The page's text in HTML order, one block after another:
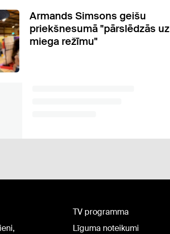
Armands Simsons geišu
priekšnesumā "pārslēdzās uz
miega režīmu"
TV programma
Līguma noteikumi